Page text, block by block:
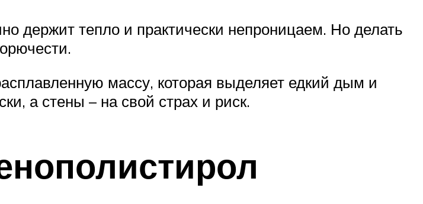
держит тепло и практически непроницаем. Но делать
массу, которая выделяет едкий дым и
а стены – на свой страх и риск.